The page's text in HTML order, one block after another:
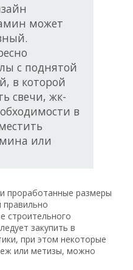
может
с поднятой
в которой
свечи, жк-
в
или
проработанные размеры
правильно
строительного
закупить в
при этом некоторые
или метизы, можно